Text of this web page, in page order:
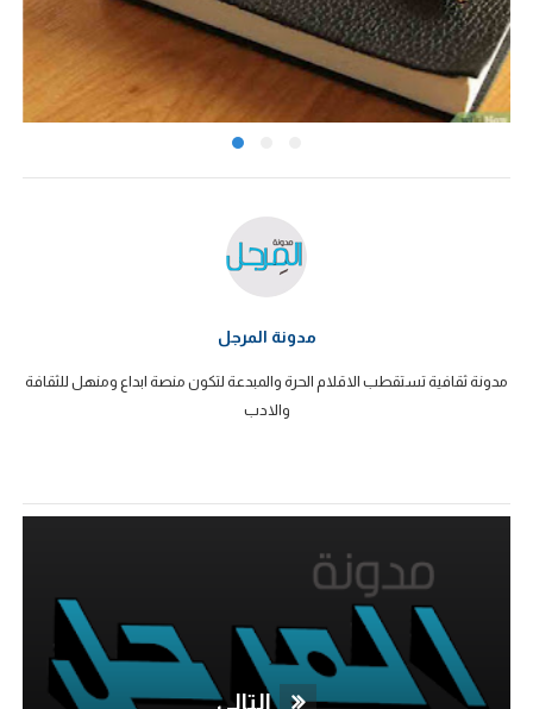
مدونة المرجل
مدونة ثقافية تستقطب الاقلام الحرة والمبدعة لتكون منصة ابداع ومنهل للثقافة
والادب
التالي